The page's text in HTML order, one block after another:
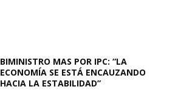
BIMINISTRO MAS POR IPC: “LA
ECONOMÍA SE ESTÁ ENCAUZANDO
HACIA LA ESTABILIDAD”